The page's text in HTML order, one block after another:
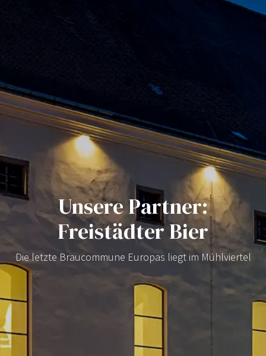
Unsere Partner:
Freistädter Bier
Die letzte Braucommune Europas liegt im Mühlviertel